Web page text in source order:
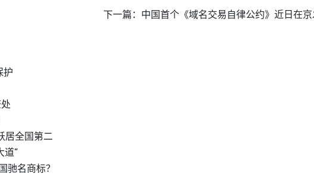
下一篇： 中国首个《域名交易自律公约》近日在
护
居全国第二
道”
驰名商标？